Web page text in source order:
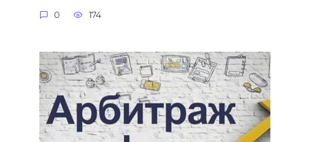
0 174